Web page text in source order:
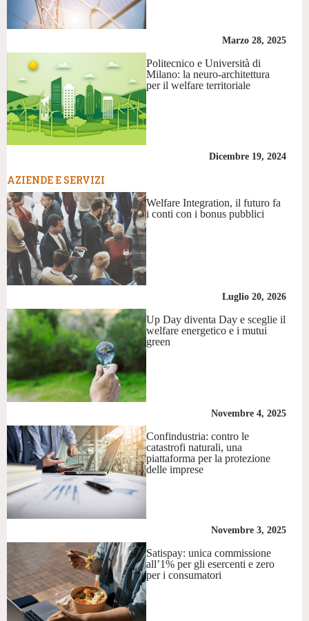
Marzo 28, 2025
Politecnico e Università di
Milano: la neuro-architettura
per il welfare territoriale
Dicembre 19, 2024
AZIENDE E SERVIZI
Welfare Integration, il futuro fa
i conti con i bonus pubblici
Luglio 20, 2026
Up Day diventa Day e sceglie il
welfare energetico e i mutui
green
Novembre 4, 2025
Confindustria: contro le
catastrofi naturali, una
piattaforma per la protezione
delle imprese
Novembre 3, 2025
Satispay: unica commissione
all’1% per gli esercenti e zero
per i consumatori